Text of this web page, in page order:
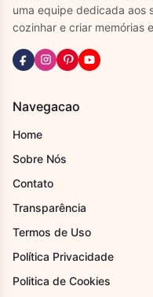
uma equipe dedicada aos
cozinhar e criar memórias
Navegacao
Home
Sobre Nós
Contato
Transparência
Termos de Uso
Política Privacidade
Politica de Cookies